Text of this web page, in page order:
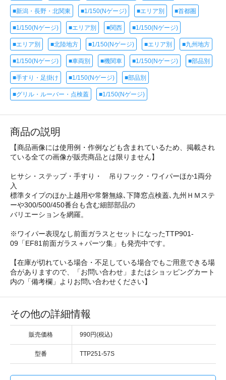
■新潟・長野・北関東 ■1/150(Nゲージ) ■エリア別 ■首都圏
■1/150(Nゲージ) ■エリア別 ■関西 ■1/150(Nゲージ)
■エリア別 ■北陸地方 ■1/150(Nゲージ) ■エリア別 ■九州地方
■1/150(Nゲージ) ■車両別 ■機関車 ■1/150(Nゲージ) ■部品別
■手すり・足掛け ■1/150(Nゲージ) ■部品別
■グリル・ルーバー・点検蓋 ■1/150(Nゲージ)
商品の説明
【商品画像には使用例・作例なども含まれているため、掲載され
ている全ての画像が販売商品とは限りません】
ヒサシ・ステップ・手すり・ 吊りフック・ワイパーほか1両分
入
標準タイプのほか上越用や常磐無線､下降窓点検蓋､九州ＨＭステ
ーや300/500/450番台も含む細部部品の
バリエーションを網羅。
※ワイパー表現なし前面ガラスとセットになったTTP901-
09「EF81前面ガラス＋パーツ集」も発売中です。
【在庫が切れている場合・不足している場合でもご用意できる場
合がありますので、「お問い合わせ」またはショッピングカート
内の「備考欄」よりお問い合わせください】
その他の詳細情報
販売価格 990円(税込)
型番 TTP251-57S